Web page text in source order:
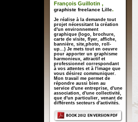
François Guillotin ,
graphiste freelance Lille.
Je réalise à la demande tout
projet nécessitant la création
d'un environnement
graphique (logo, brochure,
carte de visite, flyer, affiche,
bannière, site,photo, roll-
up...) Je mets tout en oeuvre
pour apporter un graphisme
harmonieux, attractif et
professionnel correspondant
à vos attentes et à l'image que
vous désirez communiquer.
Mon travail me permet de
répondre aussi bien au
service d'une entreprise, d'une
association, d'une collectivité,
que d'un particulier, venant de
différents secteurs d'activités.